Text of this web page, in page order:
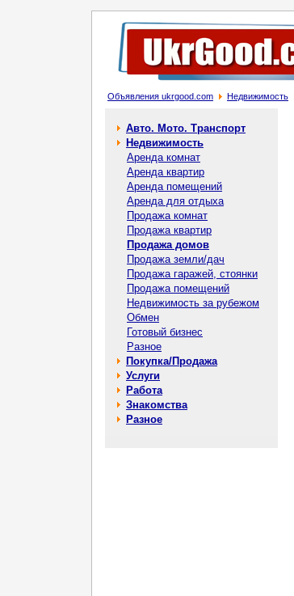
Объявления ukrgood.com Недвижимость
Авто. Мото. Транспорт
Недвижимость
Аренда комнат
Аренда квартир
Аренда помещений
Аренда для отдыха
Продажа комнат
Продажа квартир
Продажа домов
Продажа земли/дач
Продажа гаражей, стоянки
Продажа помещений
Недвижимость за рубежом
Обмен
Готовый бизнес
Разное
Покупка/Продажа
Услуги
Работа
Знакомства
Разное